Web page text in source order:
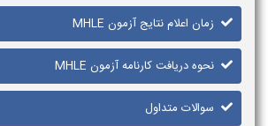
زمان اعلام نتایج آزمون MHLE
نحوه دریافت کارنامه آزمون MHLE
سوالات متداول